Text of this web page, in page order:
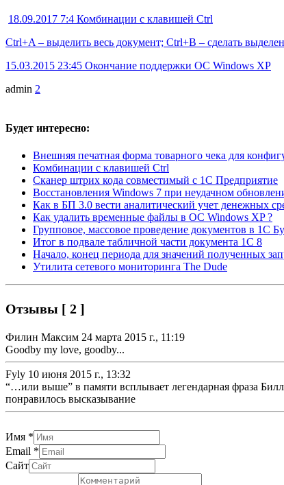
18.09.2017 7:4 Комбинации с клавишей Ctrl
Ctrl+A – выделить весь документ; Ctrl+B – сделать
15.03.2015 23:45 Окончание поддержки ОС Windows XP
admin 2
Будет интересно:
Внешняя печатная форма товарного чека для
Комбинации с клавишей Ctrl
Сканер штрих кода совместимый с 1С Предприятие
Восстановления Windows 7 при неудачном
Как в БП 3.0 вести аналитический учет денежных
Как удалить временные файлы в ОС Windows XP ?
Групповое, массовое проведение документов в 1С
Итог в подвале табличной части документа 1С 8
Начало, конец периода для значений полученных
Утилита сетевого мониторинга The Dude
Отзывы [ 2 ]
Филин Максим 24 марта 2015 г., 11:19
Goodby my love, goodby...
Fyly 10 июня 2015 г., 13:32
“…или выше” в памяти всплывает легендарная фраза
понравилось высказывание
Имя *
Email *
Сайт